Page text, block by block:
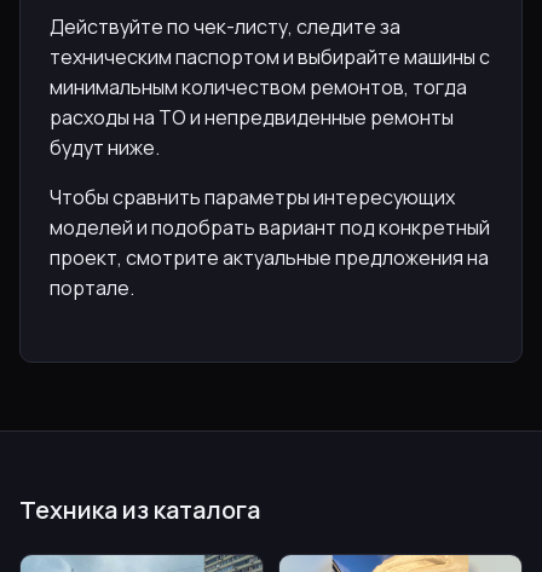
Действуйте по чек-листу, следите за
техническим паспортом и выбирайте машины с
минимальным количеством ремонтов, тогда
расходы на ТО и непредвиденные ремонты
будут ниже.
Чтобы сравнить параметры интересующих
моделей и подобрать вариант под конкретный
проект, смотрите актуальные предложения на
портале.
Техника из каталога